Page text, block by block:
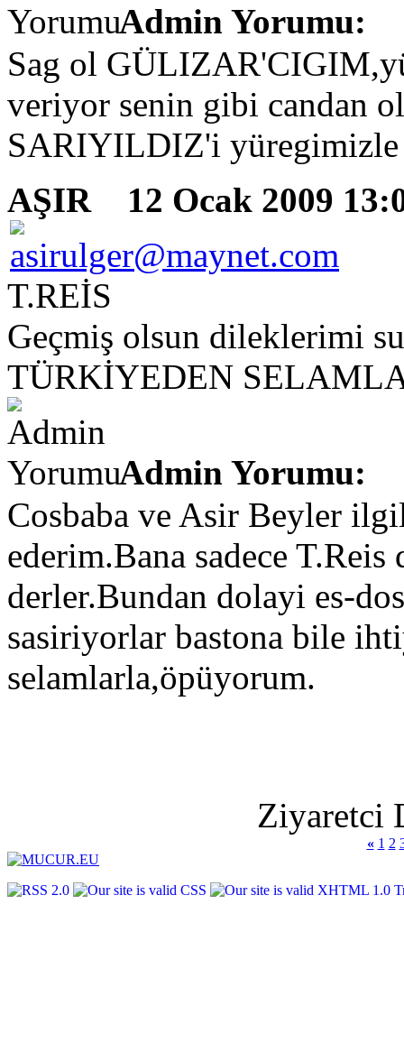
Admin Yorumu:
Sag ol
veriyor senin gibi candan
SARIYILDIZ'i yüregimizle
AŞIR
12 Ocak 2009
T.REİS
Geçmiş olsun dileklerimi
TÜRKİYEDEN
Admin Yorumu:
Cosbaba ve Asir Beyler
ederim.Bana sadece
derler.Bundan dolayi es-
sasiriyorlar bastona bile
selamlarla,öpüyorum.
Ziyaretci
« 1 2